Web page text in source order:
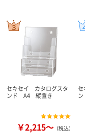
セキセイ カタログスタ
ンド A4 縦置き
￥2,215～ （税込）